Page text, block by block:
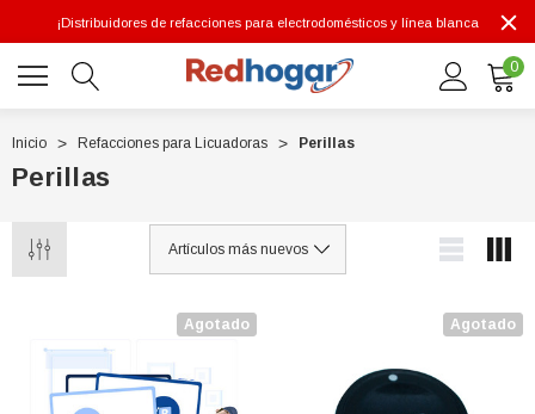
¡Distribuidores de refacciones para electrodomésticos y línea blanca
0
Inicio Refacciones para Licuadoras Perillas
Perillas
Agotado Agotado
7614